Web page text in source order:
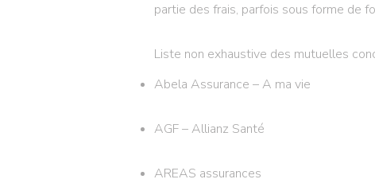
partie des frais, parfois sous forme de
Liste non exhaustive des mutuelles
Abela Assurance – A ma vie
AGF – Allianz Santé
AREAS assurances